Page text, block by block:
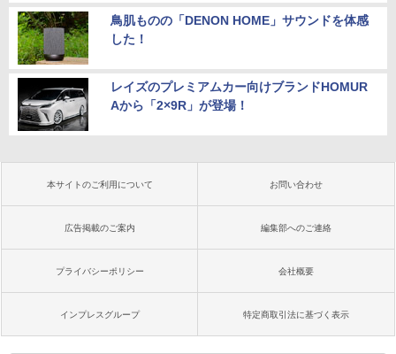
鳥肌ものの「DENON HOME」サウンドを体感
した！
レイズのプレミアムカー向けブランドHOMUR
Aから「2×9R」が登場！
本サイトのご利用について お問い合わせ
広告掲載のご案内 編集部へのご連絡
プライバシーポリシー 会社概要
インプレスグループ 特定商取引法に基づく表示